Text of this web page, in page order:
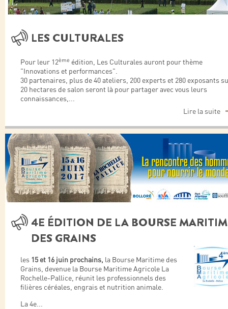
LES CULTURALES
Pour leur 12ème édition, Les Culturales auront pour thème
"Innovations et performances".
30 partenaires, plus de 40 ateliers, 200 experts et 280 exposants
20 hectares de salon seront là pour partager avec vous leurs
connaissances,...
Lire la suite
4E ÉDITION DE LA BOURSE
DES GRAINS
les 15 et 16 juin prochains, la Bourse Maritime des
Grains, devenue la Bourse Maritime Agricole La
Rochelle-Pallice, réunit les professionnels des
filières céréales, engrais et nutrition animale.
La 4e...